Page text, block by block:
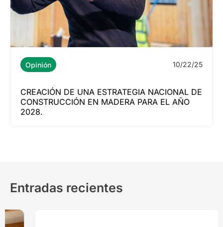
Opinión 10/22/25
CREACIÓN DE UNA ESTRATEGIA NACIONAL DE
CONSTRUCCIÓN EN MADERA PARA EL AÑO
2028.
Entradas recientes